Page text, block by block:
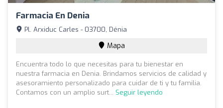
Farmacia En Denia
Pl. Arxiduc Carles - 03700, Dénia
Mapa
Encuentra todo lo que necesitas para tu bienestar en
nuestra farmacia en Denia. Brindamos servicios de calidad y
asesoramiento personalizado para cuidar de ti y tu familia.
Contamos con un amplio surt... Seguir leyendo